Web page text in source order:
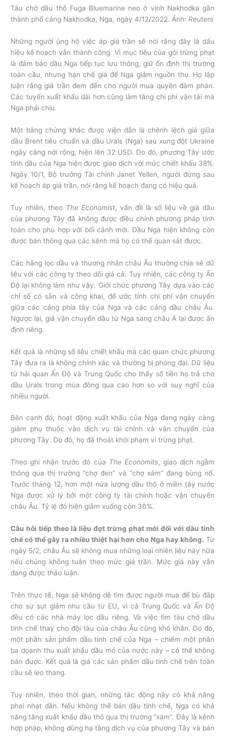
Tàu chở dầu thô Fuga Bluemarine neo ở vịnh Nakhodka gần
thành phố cảng Nakhodka, Nga, ngày 4/12/2022. Ảnh:Reuters
Những người ủng hộ việc áp giá trần sẽ nói rằng đây là dấu
hiệu kế hoạch vẫn thành công. Vì mục tiêu của gói trừng phạt
là đảm bảo dầu Nga tiếp tục lưu thông, giữ ổn định thị trường
toàn cầu, nhưng hạn chế giá để Nga giảm nguồn thu. Họ lập
luận rằng giá trần đem đến cho người mua quyền đàm phán.
Các tuyến xuất khẩu dài hơn cũng làm tăng chi phí vận tải mà
Nga phải chịu.
Một bằng chứng khác được viện dẫn là chênh lệch giá giữa
dầu Brent tiêu chuẩn và dầu Urals (Nga) sau xung đột Ukraine
ngày càng nới rộng, hiện lên 32 USD. Do đó, phương Tây ước
tính dầu của Nga hiện được giao dịch với mức chiết khấu 38%.
Ngày 10/1, Bộ trưởng Tài chính Janet Yellen, người đứng sau
kế hoạch áp giá trần, nói rằng kế hoạch đang có hiệu quả.
Tuy nhiên, theo The Economist, vấn đề là số liệu về giá dầu
của phương Tây đã không được điều chỉnh phương pháp tính
toán cho phù hợp với bối cảnh mới. Dầu Nga hiện không còn
được bán thông qua các kênh mà họ có thể quan sát được.
Các hãng lọc dầu và thương nhân châu Âu thường chia sẻ dữ
liệu với các công ty theo dõi giá cả. Tuy nhiên, các công ty Ấn
Độ lại không làm như vậy. Giới chức phương Tây dựa vào các
chỉ số có sẵn và công khai, để ước tính chi phí vận chuyển
giữa các cảng phía tây của Nga và các cảng dầu châu Âu.
Ngược lại, giá vận chuyển dầu từ Nga sang châu Á lại được ấn
định riêng.
Kết quả là những số liệu chiết khấu mà các quan chức phương
Tây đưa ra là không chính xác và thường bị phóng đại. Dữ liệu
từ hải quan Ấn Độ và Trung Quốc cho thấy số tiền họ trả cho
dầu Urals trong mùa đông qua cao hơn so với suy nghĩ của
nhiều người.
Bên cạnh đó, hoạt động xuất khẩu của Nga đang ngày càng
giảm phụ thuộc vào dịch vụ tài chính và vận chuyển của
phương Tây. Do đó, họ đã thoát khỏi phạm vi trừng phạt.
Theo ghi nhận trước đó của The Economits, giao dịch ngầm
thông qua thị trường “chợ đen” và “chợ xám” đang bùng nổ.
Trước tháng 12, hơn một nửa lượng dầu thô ở miền tây nước
Nga được xử lý bởi một công ty tài chính hoặc vận chuyển
châu Âu. Tỷ lệ đó hiện giảm xuống còn 36%.
Câu hỏi tiếp theo là liệu đợt trừng phạt mới đối với dầu tinh
chế có thể gây ra nhiều thiệt hại hơn cho Nga hay không. Từ
ngày 5/2, châu Âu sẽ không mua những loại nhiên liệu này nữa
nếu chúng không tuân theo mức giá trần. Mức giá này vẫn
đang được thảo luận.
Trên thực tế, Nga sẽ không dễ tìm được người mua để bù đắp
cho sự sụt giảm nhu cầu từ EU, vì cả Trung Quốc và Ấn Độ
đều có các nhà máy lọc dầu riêng. Và việc tìm tàu chở dầu
tinh chế thay cho đội tàu của châu Âu cũng khó khăn. Do đó,
một phần sản phẩm dầu tinh chế của Nga – chiếm một phần
ba doanh thu xuất khẩu dầu mỏ của nước này – có thể không
bán được. Kết quả là giá các sản phẩm dầu tinh chế trên toàn
cầu sẽ leo thang.
Tuy nhiên, theo thời gian, những tác động này có khả năng
phai nhạt dần. Nếu không thể bán dầu tinh chế, Nga có khả
năng tăng xuất khẩu dầu thô qua thị trường “xám”. Đây là kênh
hợp pháp, không dùng hạ tầng dịch vụ của phương Tây và bán